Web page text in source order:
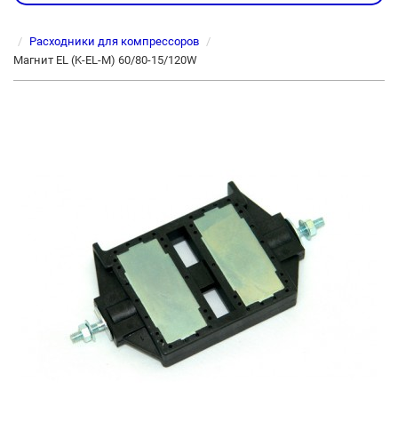
Расходники для компрессоров
Магнит EL (K-EL-M) 60/80-15/120W